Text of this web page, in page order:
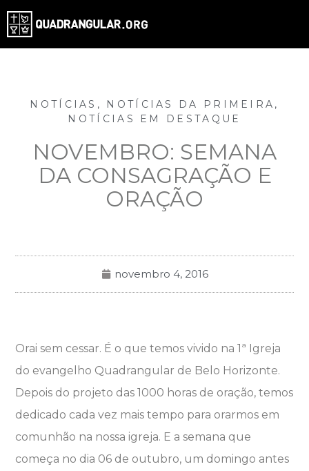
NOTÍCIAS , NOTÍCIAS DA PRIMEIRA ,
NOTÍCIAS EM DESTAQUE
NOVEMBRO: SEMANA
DA CONSAGRAÇÃO E
ORAÇÃO
novembro 4, 2016
Orai sem cessar. É o que temos vivido na 1ª Igreja
do evangelho Quadrangular de Belo Horizonte.
Depois do projeto das 1000 horas de oração, temos
dedicado cada vez mais tempo para orarmos em
comunhão na nossa igreja. E a semana que
começa no dia 06 de outubro, um domingo antes